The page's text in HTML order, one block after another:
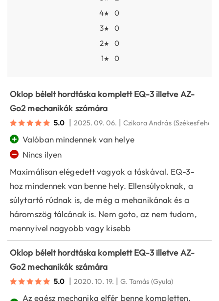
4★
0
3★
0
2★
0
1★ 0
Oklop bélelt hordtáska komplett EQ-3 illetve AZ-
Go2 mechanikák számára
5.0 | 2025. 09. 06. |Czikora András
+ Valóban mindennek van helye
−
Nincs ilyen
Maximálisan elégedett vagyok a táskával. EQ-3-
hoz mindennek van benne hely. Ellensúlyoknak, a
súlytartó rúdnak is, de még a mehanikának és a
háromszög tálcának is. Nem goto, az nem tudom,
mennyivel nagyobb vagy kisebb
Oklop bélelt hordtáska komplett EQ-3 illetve AZ-
Go2 mechanikák számára
5.0 | 2020. 10. 19. |G. Tamás (Gyula)
Az egész mechanika elfér benne kompletten.